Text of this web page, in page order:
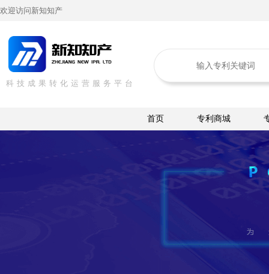
欢迎访问新知知产
科技成果转化运营服务平台
首页 专利商城